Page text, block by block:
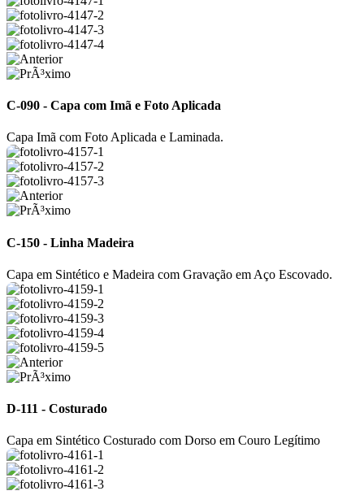
C-090 - Capa com Imã e Foto Aplicada
Capa Imã com Foto Aplicada e Laminada.
C-150 - Linha Madeira
Capa em Sintético e Madeira com Gravação em Aço Escovado.
D-111 - Costurado
Capa em Sintético Costurado com Dorso em Couro Legítimo